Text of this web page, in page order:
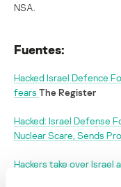
NSA.
Fuentes:
Hacked Israel Defence
fears The Register
Hacked: Israel Defense
Nuclear Scare, Sends
Hackers take over Israel